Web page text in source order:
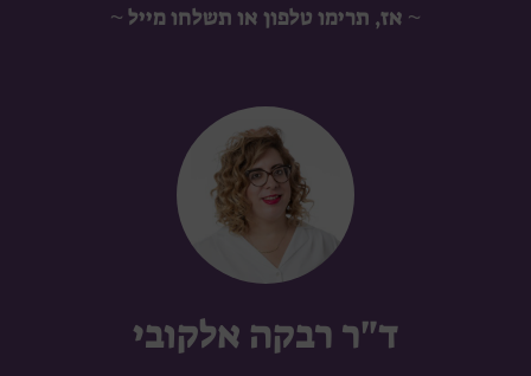
~ אז, תרימו טלפון או תשלחו מייל ~
ד"ר רבקה אלקובי